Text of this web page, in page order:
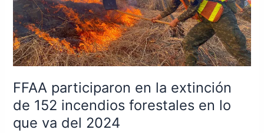
FFAA participaron en la extinción
de 152 incendios forestales en lo
que va del 2024
extinción
de
152
incendios
forestales
lo
que
va